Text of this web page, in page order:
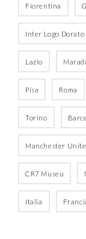
Fiorentina
Inter Logo Dorato
Lazio
Pisa Roma
Torino
Manchester
CR7 Museu
Italia